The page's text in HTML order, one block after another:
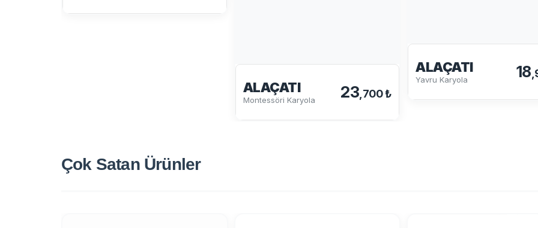
ALAÇATI
Montessöri Karyola 23 ,700 ₺
ALAÇATI
Yavru Karyola 18
Çok SatanÜrünler